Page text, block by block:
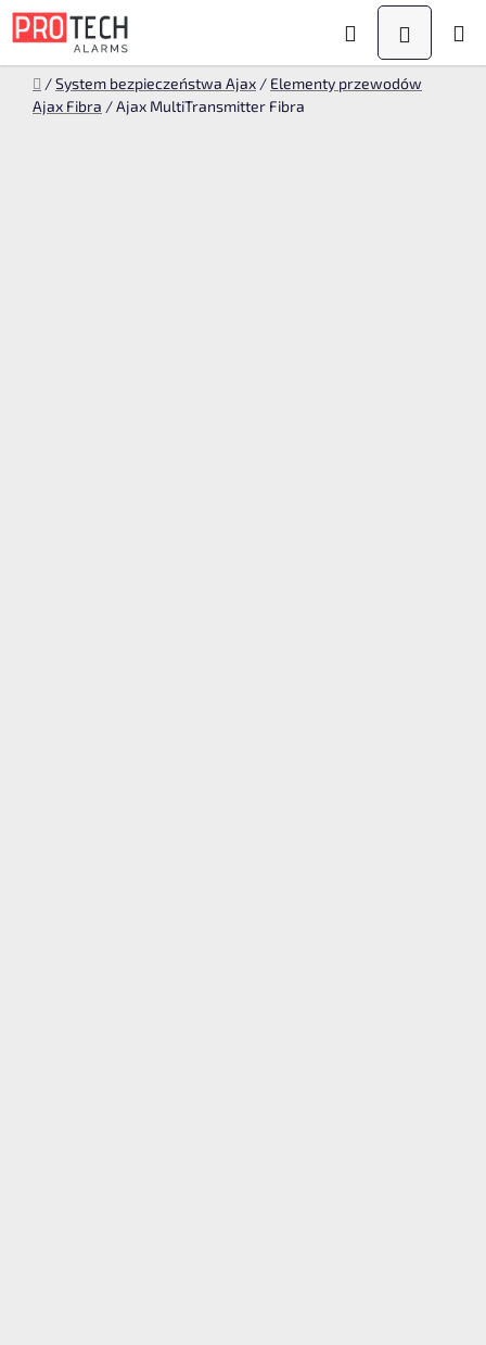
Przejść
do
Szukaj KOSZYK
Home
/System bezpieczeństwa Ajax / Elementy przewodów
Ajax Fibra /Ajax MultiTransmitter Fibra